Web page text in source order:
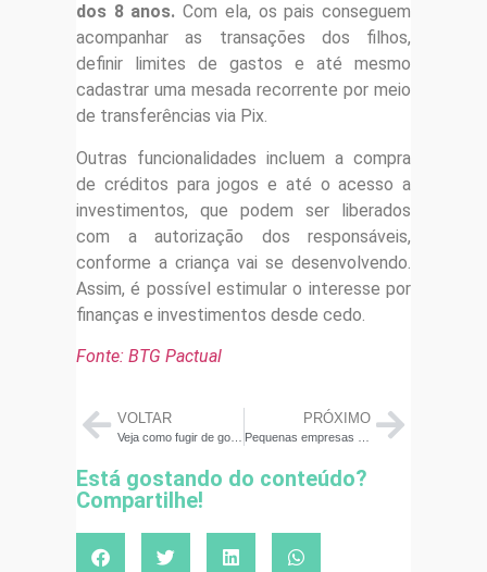
dos 8 anos. Com ela, os pais conseguem
acompanhar as transações dos filhos,
definir limites de gastos e até mesmo
cadastrar uma mesada recorrente por meio
de transferências via Pix.
Outras funcionalidades incluem a compra
de créditos para jogos e até o acesso a
investimentos, que podem ser liberados
com a autorização dos responsáveis,
conforme a criança vai se desenvolvendo.
Assim, é possível estimular o interesse por
finanças e investimentos desde cedo.
Fonte: BTG Pactual
VOLTAR
Veja como fugir de golpes, compras erradas e dívidas na Black Friday
PRÓXIMO
Está gostando do conteúdo?
Compartilhe!